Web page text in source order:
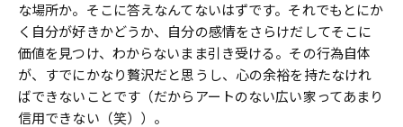
な場所か。そこに答えなんてないはずです。それでもとにか
く自分が好きかどうか、自分の感情をさらけだしてそこに
価値を見つけ、わからないまま引き受ける。その行為自体
が、すでにかなり贅沢だと思うし、心の余裕を持たなけれ
ばできないことです（だからアートのない広い家ってあまり
信用できない（笑））。